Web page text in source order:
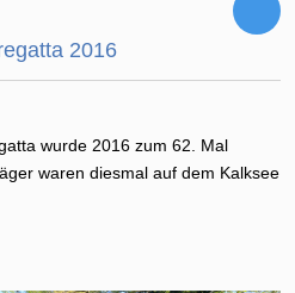
2016
wurde 2016 zum 62. Mal
waren diesmal auf dem Kalksee